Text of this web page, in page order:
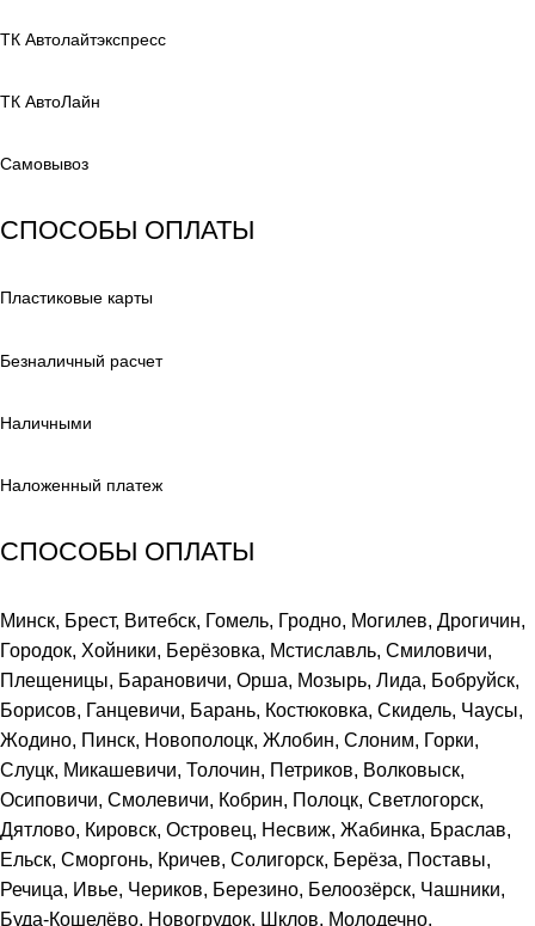
ТК Автолайтэкспресс
ТК АвтоЛайн
Самовывоз
СПОСОБЫ ОПЛАТЫ
Пластиковые карты
Безналичный расчет
Наличными
Наложенный платеж
СПОСОБЫ ОПЛАТЫ
Минск, Брест, Витебск, Гомель, Гродно, Могилев, Дрогичин,
Городок, Хойники, Берёзовка, Мстиславль, Смиловичи,
Плещеницы, Барановичи, Орша, Мозырь, Лида, Бобруйск,
Борисов, Ганцевичи, Барань, Костюковка, Скидель, Чаусы,
Жодино, Пинск, Новополоцк, Жлобин, Слоним, Горки,
Слуцк, Микашевичи, Толочин, Петриков, Волковыск,
Осиповичи, Смолевичи, Кобрин, Полоцк, Светлогорск,
Дятлово, Кировск, Островец, Несвиж, Жабинка, Браслав,
Ельск, Сморгонь, Кричев, Солигорск, Берёза, Поставы,
Речица, Ивье, Чериков, Березино, Белоозёрск, Чашники,
Буда-Кошелёво, Новогрудок, Шклов, Молодечно,